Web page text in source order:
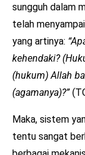
sungguh dalam
telah
yang artinya:
kehendaki?
(hukum) Allah
(agamanya)?”
Maka, sistem
tentu sangat